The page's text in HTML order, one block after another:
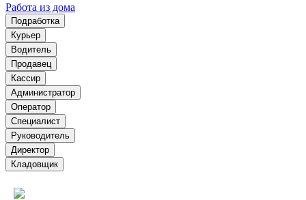
Работа из дома
Подработка
Курьер
Водитель
Продавец
Кассир
Администратор
Оператор
Специалист
Руководитель
Директор
Кладовщик